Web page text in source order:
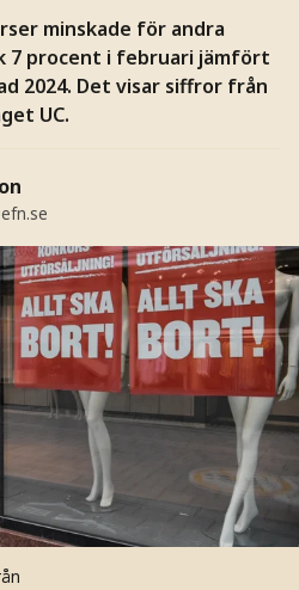
minskade för andra
7 procent i februari jämfört
2024. Det visar siffror från
UC.